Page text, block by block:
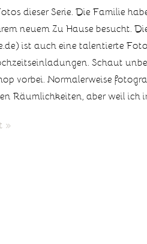
dieser Serie. Die Familie
neuem Zu Hause besucht.
ist auch eine talentierte
Schaut
vorbei. Normalerweise
Räumlichkeiten, aber weil ich
»